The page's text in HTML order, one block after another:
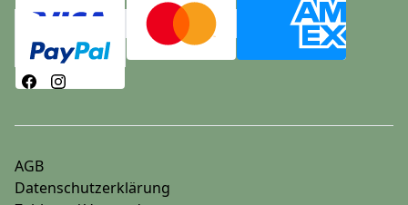
AGB
Datenschutzerklärung